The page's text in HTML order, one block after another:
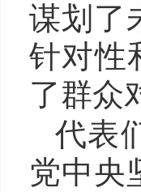
谋划了
针对性
了群众
代表
党中央